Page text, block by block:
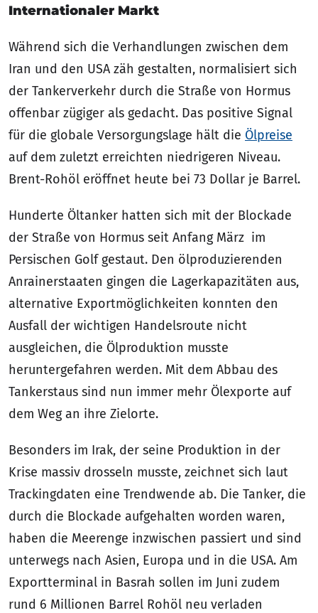
Internationaler Markt
Während sich die Verhandlungen zwischen dem
Iran und den USA zäh gestalten, normalisiert sich
der Tankerverkehr durch die Straße von Hormus
offenbar zügiger als gedacht. Das positive Signal
für die globale Versorgungslage hält die Ölpreise
auf dem zuletzt erreichten niedrigeren Niveau.
Brent-Rohöl eröffnet heute bei 73 Dollar je Barrel.
Hunderte Öltanker hatten sich mit der Blockade
der Straße von Hormus seit Anfang März im
Persischen Golf gestaut. Den ölproduzierenden
Anrainerstaaten gingen die Lagerkapazitäten aus,
alternative Exportmöglichkeiten konnten den
Ausfall der wichtigen Handelsroute nicht
ausgleichen, die Ölproduktion musste
heruntergefahren werden. Mit dem Abbau des
Tankerstaus sind nun immer mehr Ölexporte auf
dem Weg an ihre Zielorte.
Besonders im Irak, der seine Produktion in der
Krise massiv drosseln musste, zeichnet sich laut
Trackingdaten eine Trendwende ab. Die Tanker, die
durch die Blockade aufgehalten worden waren,
haben die Meerenge inzwischen passiert und sind
unterwegs nach Asien, Europa und in die USA. Am
Exportterminal in Basrah sollen im Juni zudem
rund 6 Millionen Barrel Rohöl neu verladen